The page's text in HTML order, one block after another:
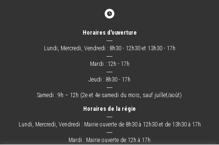
Horaires d'ouverture
―
Lundi, Mercredi, Vendredi : 8h30 - 12h30 et 13h30 - 17h
―
Mardi : 12h - 17h
―
Jeudi : 8h30 - 17h
―
Samedi : 9h – 12h (2e et 4e samedi du mois, sauf juillet/août)
Horaires de la régie
―
Lundi, Mercredi, Vendredi : Mairie ouverte de 8h30 à 12h30 et de 13h30 à 17h
―
Mardi : Mairie ouverte de 12h à 17h